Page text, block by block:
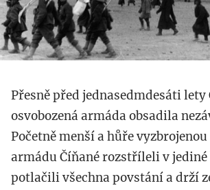
Přesně před jednasedmdesáti lety
osvobozená armáda obsadila
Početně menší a hůře
armádu Číňané rozstříleli v
potlačili všechna povstání a drží